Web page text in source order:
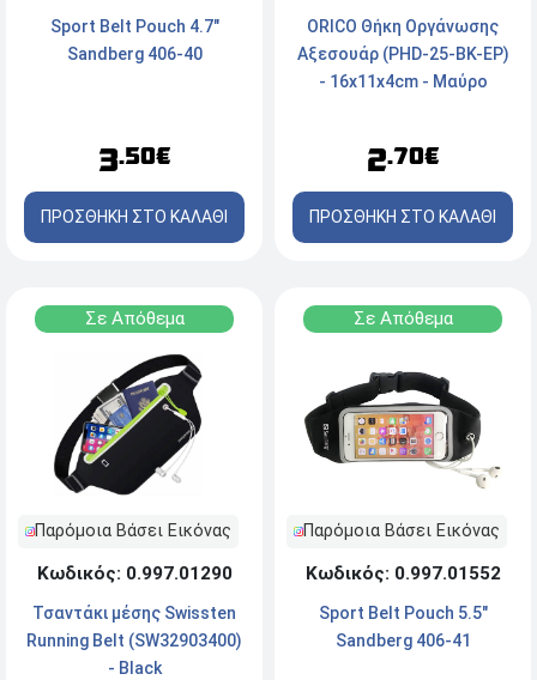
Sport Belt Pouch 4.7"
Sandberg 406-40
3.50€
ΠΡΟΣΘΗΚΗ ΣΤΟ ΚΑΛΑΘΙ
ORICO Θήκη Οργάνωσης
Αξεσουάρ (PHD-25-BK-EP)
- 16x11x4cm - Μαύρο
2.70€
ΠΡΟΣΘΗΚΗ ΣΤΟ ΚΑΛΑΘΙ
Σε Απόθεμα
Παρόμοια Βάσει Εικόνας
Κωδικός: 0.997.01290
Τσαντάκι μέσης Swissten
Running Belt (SW32903400)
- Black
Σε Απόθεμα
Παρόμοια Βάσει Εικόνας
Κωδικός: 0.997.01552
Sport Belt Pouch 5.5"
Sandberg 406-41